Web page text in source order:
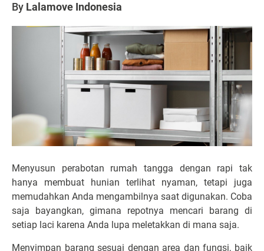
By Lalamove Indonesia
Menyusun perabotan rumah tangga dengan rapi tak
hanya membuat hunian terlihat nyaman, tetapi juga
memudahkan Anda mengambilnya saat digunakan. Coba
saja bayangkan, gimana repotnya mencari barang di
setiap laci karena Anda lupa meletakkan di mana saja.
Menyimpan barang sesuai dengan area dan fungsi, baik